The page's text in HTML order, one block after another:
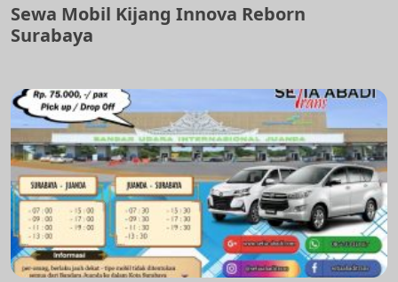
Sewa Mobil Kijang Innova Reborn
Surabaya